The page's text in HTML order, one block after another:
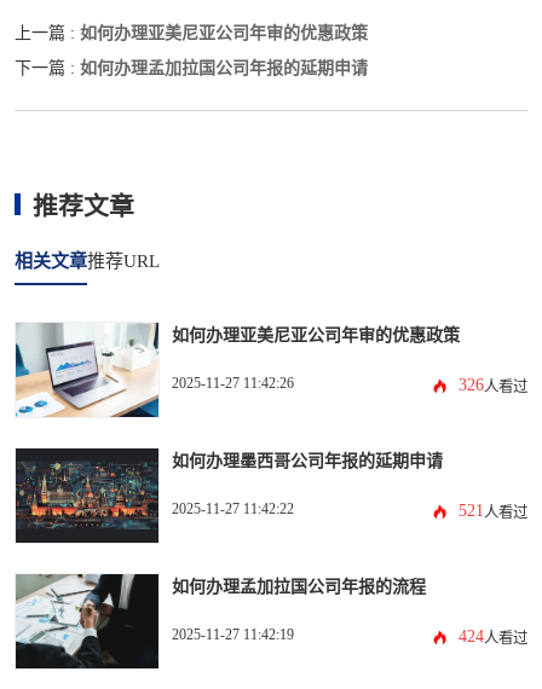
上一篇 : 如何办理亚美尼亚公司年审的优惠政策
下一篇 : 如何办理孟加拉国公司年报的延期申请
推荐文章
相关文章推荐URL
如何办理亚美尼亚公司年审的优惠政策
2025-11-27 11:42:26 326人看过
如何办理墨西哥公司年报的延期申请
2025-11-27 11:42:22 521人看过
如何办理孟加拉国公司年报的流程
2025-11-27 11:42:19 424人看过